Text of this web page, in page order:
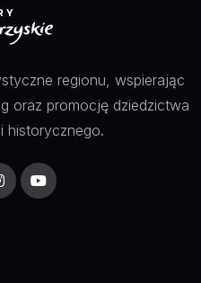
regionu, wspierając
oraz promocję dziedzictwa
historycznego.